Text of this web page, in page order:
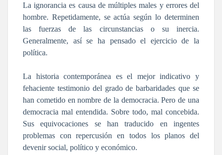
La ignorancia es causa de múltiples males y errores del
hombre. Repetidamente, se actúa según lo determinen
las fuerzas de las circunstancias o su inercia.
Generalmente, así se ha pensado el ejercicio de la
política.
La historia contemporánea es el mejor indicativo y
fehaciente testimonio del grado de barbaridades que se
han cometido en nombre de la democracia. Pero de una
democracia mal entendida. Sobre todo, mal concebida.
Sus equivocaciones se han traducido en ingentes
problemas con repercusión en todos los planos del
devenir social, político y económico.